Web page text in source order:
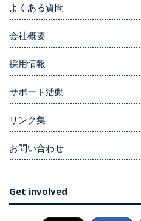
よくある質問
会社概要
採用情報
サポート活動
リンク集
お問い合わせ
Get involved